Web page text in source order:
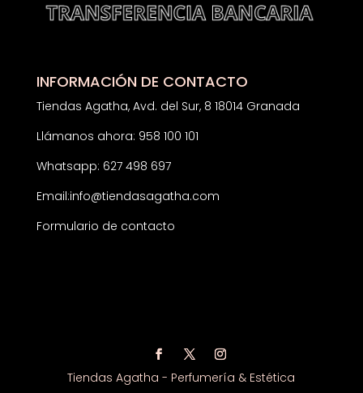
INFORMACIÓN DE CONTACTO
Tiendas Agatha, Avd. del Sur, 8 18014 Granada
Llámanos ahora: 958 100 101
Whatsapp: 627 498 697
Email:info@tiendasagatha.com
Formulario de contacto
Tiendas Agatha - Perfumería & Estética